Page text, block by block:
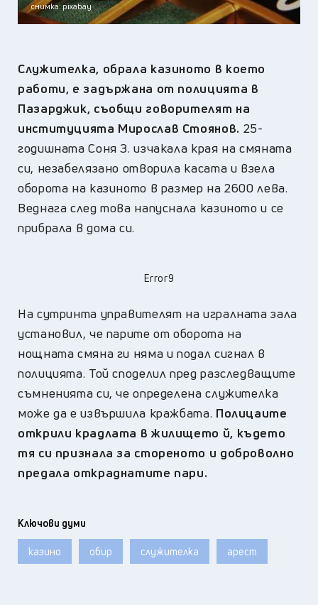
снимка: pixabay
Служителка, обрала казиното в което
работи, е задържана от полицията в
Пазарджик, съобщи говорителят на
институцията Мирослав Стоянов. 25-
годишната Соня З. изчакала края на смяната
си, незабелязано отворила касата и взела
оборота на казиното в размер на 2600 лева.
Веднага след това напуснала казиното и се
прибрала в дома си.
Error9
На сутринта управителят на игралната зала
установил, че парите от оборота на
нощната смяна ги няма и подал сигнал в
полицията. Той споделил пред разследващите
съмненията си, че определена служителка
може да е извършила кражбата. Полицаите
открили крадлата в жилището й, където
тя си признала за стореното и доброволно
предала откраднатите пари.
Ключови думи
казино обир служителка арест